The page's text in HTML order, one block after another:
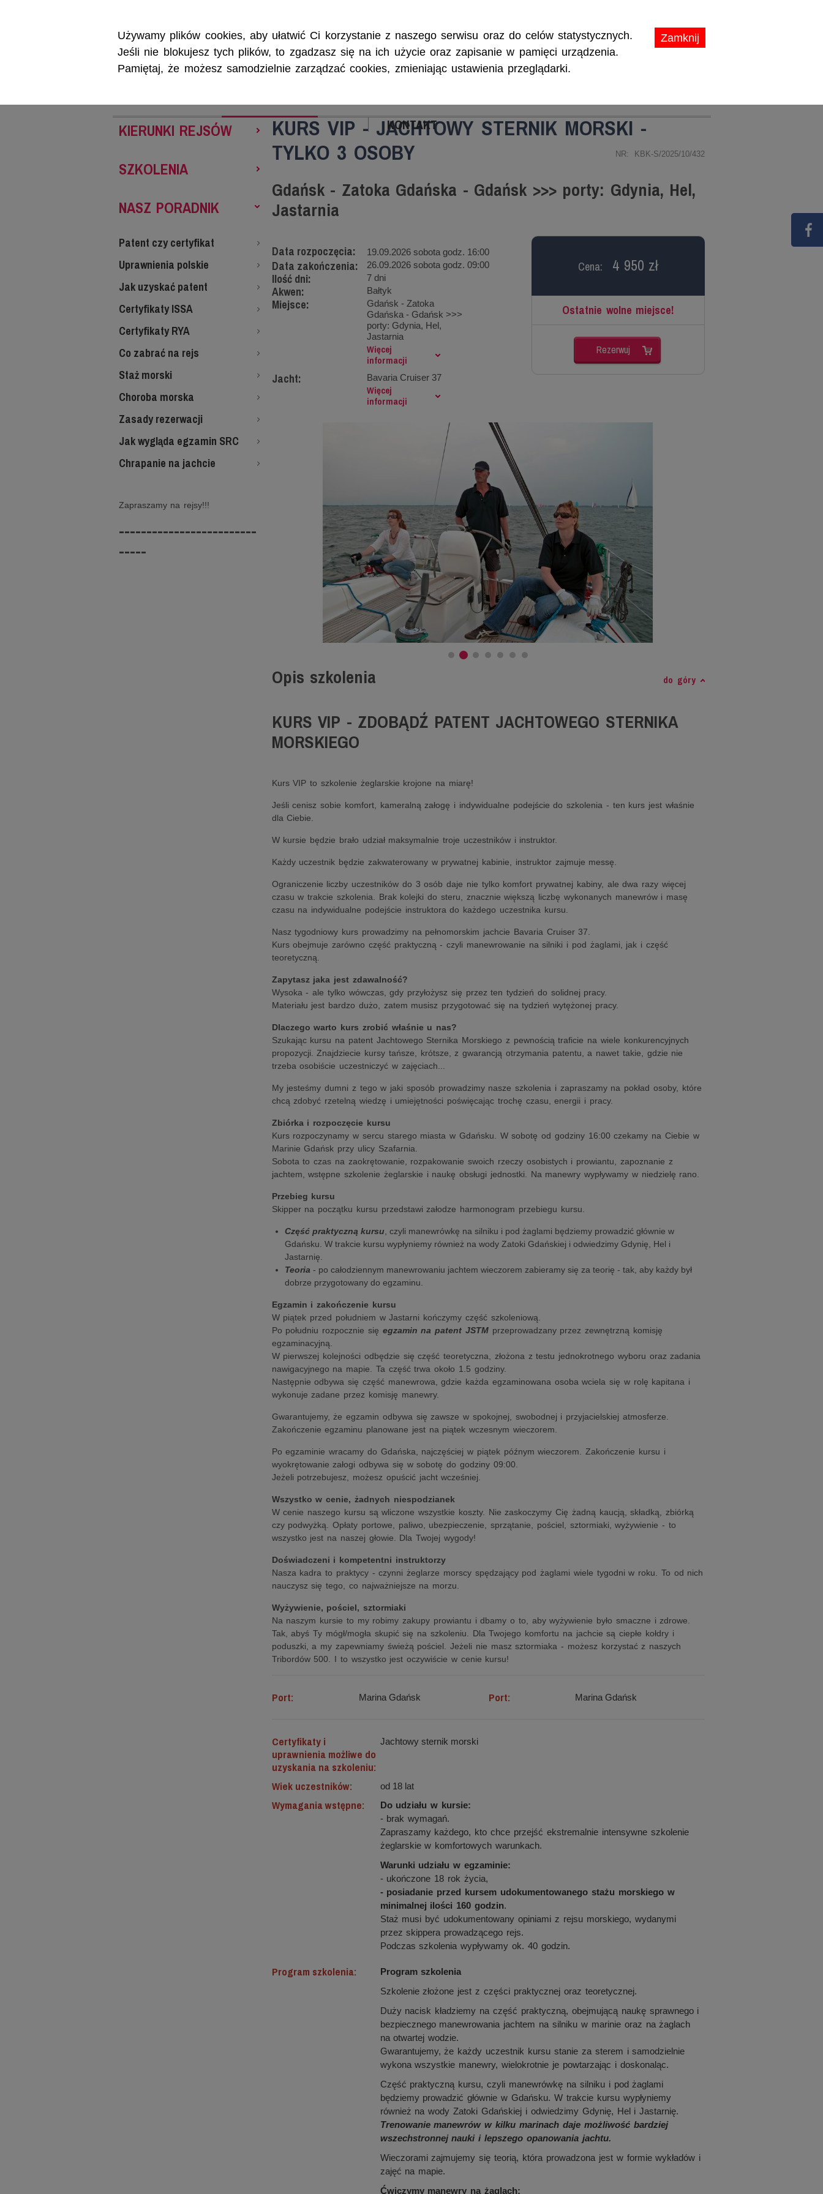
Zamknij
Używamy plików cookies, aby ułatwić Ci korzystanie z naszego serwisu oraz do celów statystycznych.
Jeśli nie blokujesz tych plików, to zgadzasz się na ich użycie oraz zapisanie w pamięci urządzenia.
Pamiętaj, że możesz samodzielnie zarządzać cookies, zmieniając ustawienia przeglądarki.
KONTAKT
Rejsy morskie i śródlądowe, szkolenia żeglarskie, patenty i certyfikaty.
KURS VIP - JACHTOWY STERNIK MORSKI -
TYLKO 3 OSOBY
NR: KBK-S/2025/10/432
Gdańsk - Zatoka Gdańska - Gdańsk >>> porty: Gdynia, Hel,
Jastarnia
Data rozpoczęcia: 19.09.2026 sobota godz. 16:00
Data zakończenia: 26.09.2026 sobota godz. 09:00
Ilość dni: 7 dni
Akwen: Bałtyk
Miejsce:
Gdańsk - Zatoka
Gdańska - Gdańsk >>>
porty: Gdynia, Hel,
Jastarnia
Więcej
informacji
Jacht: Bavaria Cruiser 37
Więcej
informacji
Cena: 4 950 zł
Ostatnie wolne miejsce!
Rezerwuj
Opis szkolenia do góry
KURS VIP - ZDOBĄDŹ PATENT JACHTOWEGO STERNIKA
MORSKIEGO
Kurs VIP to szkolenie żeglarskie krojone na miarę!
Jeśli cenisz sobie komfort, kameralną załogę i indywidualne podejście do szkolenia - ten kurs jest właśnie
dla Ciebie.
W kursie będzie brało udział maksymalnie troje uczestników i instruktor.
Każdy uczestnik będzie zakwaterowany w prywatnej kabinie, instruktor zajmuje messę.
Ograniczenie liczby uczestników do 3 osób daje nie tylko komfort prywatnej kabiny, ale dwa razy więcej
czasu w trakcie szkolenia. Brak kolejki do steru, znacznie większą liczbę wykonanych manewrów i masę
czasu na indywidualne podejście instruktora do każdego uczestnika kursu.
Nasz tygodniowy kurs prowadzimy na pełnomorskim jachcie Bavaria Cruiser 37.
Kurs obejmuje zarówno część praktyczną - czyli manewrowanie na silniki i pod żaglami, jak i część
teoretyczną.
Zapytasz jaka jest zdawalność?
Wysoka - ale tylko wówczas, gdy przyłożysz się przez ten tydzień do solidnej pracy.
Materiału jest bardzo dużo, zatem musisz przygotować się na tydzień wytężonej pracy.
Dlaczego warto kurs zrobić właśnie u nas?
Szukając kursu na patent Jachtowego Sternika Morskiego z pewnością traficie na wiele konkurencyjnych
propozycji. Znajdziecie kursy tańsze, krótsze, z gwarancją otrzymania patentu, a nawet takie, gdzie nie
trzeba osobiście uczestniczyć w zajęciach...
My jesteśmy dumni z tego w jaki sposób prowadzimy nasze szkolenia i zapraszamy na pokład osoby, które
chcą zdobyć rzetelną wiedzę i umiejętności poświęcając trochę czasu, energii i pracy.
Zbiórka i rozpoczęcie kursu
Kurs rozpoczynamy w sercu starego miasta w Gdańsku. W sobotę od godziny 16:00 czekamy na Ciebie w
Marinie Gdańsk przy ulicy Szafarnia.
Sobota to czas na zaokrętowanie, rozpakowanie swoich rzeczy osobistych i prowiantu, zapoznanie z
jachtem, wstępne szkolenie żeglarskie i naukę obsługi jednostki. Na manewry wypływamy w niedzielę rano.
Przebieg kursu
Skipper na początku kursu przedstawi załodze harmonogram przebiegu kursu.
Część praktyczną kursu , czyli manewrówkę na silniku i pod żaglami będziemy prowadzić głównie w
Gdańsku. W trakcie kursu wypłyniemy również na wody Zatoki Gdańskiej i odwiedzimy Gdynię, Hel i
Jastarnię.
Teoria - po całodziennym manewrowaniu jachtem wieczorem zabieramy się za teorię - tak, aby każdy był
dobrze przygotowany do egzaminu.
Egzamin i zakończenie kursu
W piątek przed południem w Jastarni kończymy część szkoleniową.
Po południu rozpocznie się egzamin na patent JSTM przeprowadzany przez zewnętrzną komisję
egzaminacyjną.
W pierwszej kolejności odbędzie się część teoretyczna, złożona z testu jednokrotnego wyboru oraz zadania
nawigacyjnego na mapie. Ta część trwa około 1.5 godziny.
Następnie odbywa się część manewrowa, gdzie każda egzaminowana osoba wciela się w rolę kapitana i
wykonuje zadane przez komisję manewry.
Gwarantujemy, że egzamin odbywa się zawsze w spokojnej, swobodnej i przyjacielskiej atmosferze.
Zakończenie egzaminu planowane jest na piątek wczesnym wieczorem.
Po egzaminie wracamy do Gdańska, najczęściej w piątek późnym wieczorem. Zakończenie kursu i
wyokrętowanie załogi odbywa się w sobotę do godziny 09:00.
Jeżeli potrzebujesz, możesz opuścić jacht wcześniej.
Wszystko w cenie, żadnych niespodzianek
W cenie naszego kursu są wliczone wszystkie koszty. Nie zaskoczymy Cię żadną kaucją, składką, zbiórką
czy podwyżką. Opłaty portowe, paliwo, ubezpieczenie, sprzątanie, pościel, sztormiaki, wyżywienie - to
wszystko jest na naszej głowie. Dla Twojej wygody!
Doświadczeni i kompetentni instruktorzy
Nasza kadra to praktycy - czynni żeglarze morscy spędzający pod żaglami wiele tygodni w roku. To od nich
nauczysz się tego, co najważniejsze na morzu.
Wyżywienie, pościel, sztormiaki
Na naszym kursie to my robimy zakupy prowiantu i dbamy o to, aby wyżywienie było smaczne i zdrowe.
Tak, abyś Ty mógł/mogła skupić się na szkoleniu. Dla Twojego komfortu na jachcie są ciepłe kołdry i
poduszki, a my zapewniamy świeżą pościel. Jeżeli nie masz sztormiaka - możesz korzystać z naszych
Tribordów 500. I to wszystko jest oczywiście w cenie kursu!
Port: Marina Gdańsk Port: Marina Gdańsk
Certyfikaty i
uprawnienia możliwe do
uzyskania na szkoleniu:
Jachtowy sternik morski
Wiek uczestników: od 18 lat
Wymagania wstępne:
Do udziału w kursie:
- brak wymagań.
Zapraszamy każdego, kto chce przejść ekstremalnie intensywne szkolenie
żeglarskie w komfortowych warunkach.
Warunki udziału w egzaminie:
- ukończone 18 rok życia,
- posiadanie przed kursem udokumentowanego stażu morskiego w
minimalnej ilości 160 godzin.
Staż musi być udokumentowany opiniami z rejsu morskiego, wydanymi
przez skippera prowadzącego rejs.
Podczas szkolenia wypływamy ok. 40 godzin.
Program szkolenia:
Program szkolenia
Szkolenie złożone jest z części praktycznej oraz teoretycznej.
Duży nacisk kładziemy na część praktyczną, obejmującą naukę sprawnego i
bezpiecznego manewrowania jachtem na silniku w marinie oraz na żaglach
na otwartej wodzie.
Gwarantujemy, że każdy uczestnik kursu stanie za sterem i samodzielnie
wykona wszystkie manewry, wielokrotnie je powtarzając i doskonaląc.
Część praktyczną kursu, czyli manewrówkę na silniku i pod żaglami
będziemy prowadzić głównie w Gdańsku. W trakcie kursu wypłyniemy
również na wody Zatoki Gdańskiej i odwiedzimy Gdynię, Hel i Jastarnię.
Trenowanie manewrów w kilku marinach daje możliwość bardziej
wszechstronnej nauki i lepszego opanowania jachtu.
Wieczorami zajmujemy się teorią, która prowadzona jest w formie wykładów i
zajęć na mapie.
Ćwiczymy manewry na żaglach:
KIERUNKI REJSÓW
SZKOLENIA
NASZ PORADNIK
Patent czy certyfikat
Uprawnienia polskie
Jak uzyskać patent
Certyfikaty ISSA
Certyfikaty RYA
Co zabrać na rejs
Staż morski
Choroba morska
Zasady rezerwacji
Jak wygląda egzamin SRC
Chrapanie na jachcie
Zapraszamy na rejsy!!!
-------------------------
-----